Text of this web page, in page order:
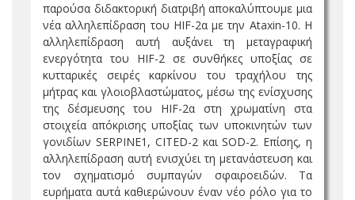
παρούσα διδακτορική διατριβή αποκαλύπτουμε μια
νέα αλληλεπίδραση του HIF-2α με την Ataxin-10. Η
αλληλεπίδραση αυτή αυξάνει τη μεταγραφική
ενεργότητα του HIF-2 σε συνθήκες υποξίας σε
κυτταρικές σειρές καρκίνου του τραχήλου της
μήτρας και γλοιοβλαστώματος, μέσω της ενίσχυσης
της δέσμευσης του HIF-2α στη χρωματίνη στα
στοιχεία απόκρισης υποξίας των υποκινητών των
γονιδίων SERPINE1, CITED-2 και SOD-2. Επίσης, η
αλληλεπίδραση αυτή ενισχύει τη μετανάστευση και
τον σχηματισμό συμπαγών σφαιροειδών. Τα
ευρήματα αυτά καθιερώνουν έναν νέο ρόλο για το